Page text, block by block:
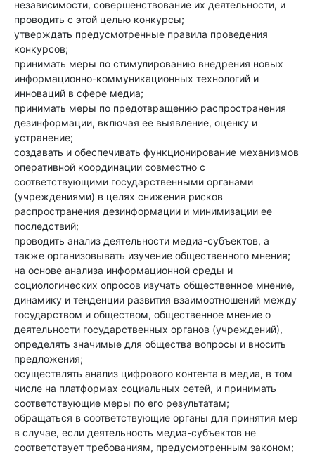
независимости, совершенствование их деятельности, и
проводить с этой целью конкурсы;
утверждать предусмотренные правила проведения
конкурсов;
принимать меры по стимулированию внедрения новых
информационно-коммуникационных технологий и
инноваций в сфере медиа;
принимать меры по предотвращению распространения
дезинформации, включая ее выявление, оценку и
устранение;
создавать и обеспечивать функционирование механизмов
оперативной координации совместно с
соответствующими государственными органами
(учреждениями) в целях снижения рисков
распространения дезинформации и минимизации ее
последствий;
проводить анализ деятельности медиа-субъектов, а
также организовывать изучение общественного мнения;
на основе анализа информационной среды и
социологических опросов изучать общественное мнение,
динамику и тенденции развития взаимоотношений между
государством и обществом, общественное мнение о
деятельности государственных органов (учреждений),
определять значимые для общества вопросы и вносить
предложения;
осуществлять анализ цифрового контента в медиа, в том
числе на платформах социальных сетей, и принимать
соответствующие меры по его результатам;
обращаться в соответствующие органы для принятия мер
в случае, если деятельность медиа-субъектов не
соответствует требованиям, предусмотренным законом;